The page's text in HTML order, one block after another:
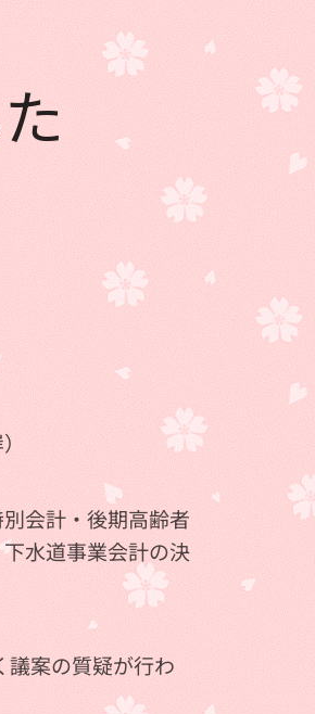
会計・後期高齢者
水道事業会計の決
議案の質疑が行わ